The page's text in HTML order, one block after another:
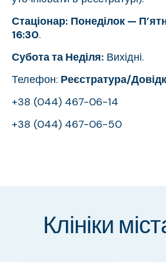
Стаціонар: Понеділок —
16:30.
Субота та Неділя: Вихідні.
Телефон: Реєстратура/
+38 (044) 467-06-14
+38 (044) 467-06-50
Клініки